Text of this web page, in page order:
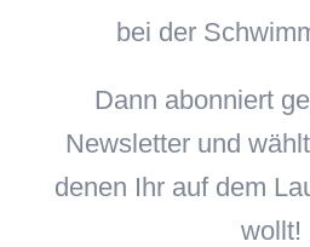
bei der
Dann abonniert
Newsletter und
denen Ihr auf dem
wollt!